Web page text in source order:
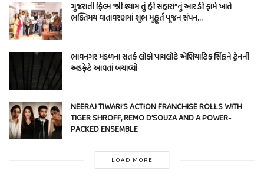
ગુજરાતી ફિલ્મ “શ્રી શ્યામ તું હી સહારા”નું આર.ડી ફાર્મ ખાતે
ભક્તિમય વાતાવરણમાં શુભ મુહૂર્ત પૂજન સંપન…
ભાવનગર મંડળના સતર્ક લોકો પાયલોટે એશિયાટિક સિંહને ટ્રેનની
અડફેટે આવતાં બચાવ્યો
NEERAJ TIWARI’S ACTION FRANCHISE ROLLS WITH
TIGER SHROFF, REMO D’SOUZA AND A POWER-
PACKED ENSEMBLE
LOAD MORE